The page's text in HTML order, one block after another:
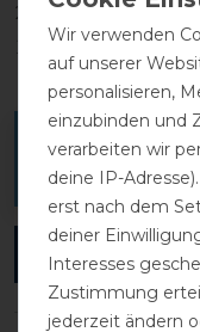
2
1
Melde dich an,
verfassen.
ANMELDEN
Wir verwenden
auf unserer
personalisieren,
einzubinden und
verarbeiten wir
deine IP-
erst nach dem
deiner
Interesses
Zustimmung
jederzeit ändern